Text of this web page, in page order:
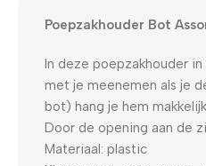
Poepzakhouder Bot
In deze poepzakhouder
met je meenemen als je
bot) hang je hem
Door de opening aan de
Materiaal: plastic